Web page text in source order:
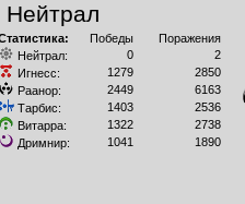
Нейтрал
Победы
Поражения
Нейтрал:
0
2
Игнесс:
1279
2850
Раанор:
2449
6163
Тарбис:
1403
2536
Витарра:
1322
2738
Дримнир:
1041 1890